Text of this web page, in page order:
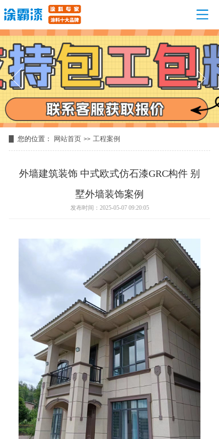
您的位置： 网站首页 >> 工程案例
外墙建筑装饰 中式欧式仿石漆GRC构件 别
墅外墙装饰案例
发布时间：2025-05-07 09:20:05